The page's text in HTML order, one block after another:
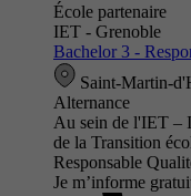
École partenaire
IET - Grenoble
Bachelor 3 -
Saint-Martin-
Alternance
Au sein de l'IET –
de la Transition
Responsable
Je m’informe